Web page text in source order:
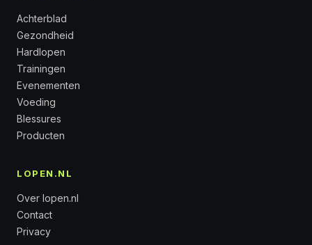
Achterblad
Gezondheid
Hardlopen
Trainingen
Evenementen
Voeding
Blessures
Producten
LOPEN.NL
Over lopen.nl
Contact
Privacy